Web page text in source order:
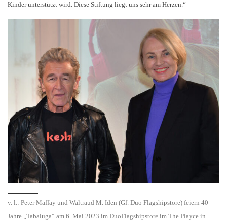
Kinder unterstützt wird. Diese Stiftung liegt uns sehr am Herzen.“
v. l.: Peter Maffay und Waltraud M. Iden (Gf. Duo Flagshipstore) feiern 40
Jahre „Tabaluga“ am 6. Mai 2023 im DuoFlagshipstore im The Playce in